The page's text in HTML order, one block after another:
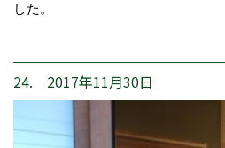
した。
24. 2017年11月30日